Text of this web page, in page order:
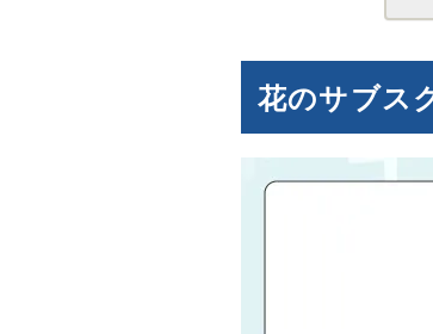
花のサブス